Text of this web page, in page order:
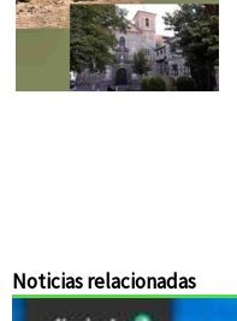
Noticias relacionadas